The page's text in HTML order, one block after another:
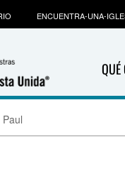
QUÉ
ENCUENTRA-UNA-